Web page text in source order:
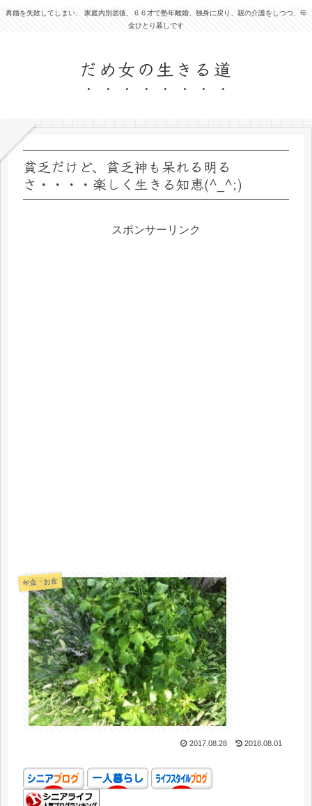
再婚を失敗してしまい、 家庭内別居後、６６才で塾年離婚、独身に戻り、親の介護をしつつ、年
金ひとり暮しです
だめ女の生きる道
貧乏だけど、貧乏神も呆れる明る
さ・・・・楽しく生きる知恵(^_^;)
スポンサーリンク
年金・お金
2017.08.28 2018.08.01